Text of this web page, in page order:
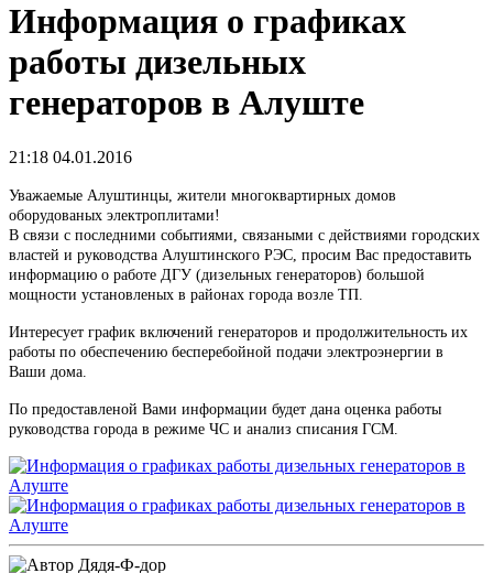
Информация о графиках
работы дизельных
генераторов в Алуште
21:18 04.01.2016
Уважаемые Алуштинцы, жители многоквартирных домов
оборудованых электроплитами!
В связи с последними событиями, связаными с действиями городских
властей и руководства Алуштинского РЭС, просим Вас предоставить
информацию о работе ДГУ (дизельных генераторов) большой
мощности установленых в районах города возле ТП.
Интересует график включений генераторов и продолжительность их
работы по обеспечению бесперебойной подачи электроэнергии в
Ваши дома.
По предоставленой Вами информации будет дана оценка работы
руководства города в режиме ЧС и анализ списания ГСМ.